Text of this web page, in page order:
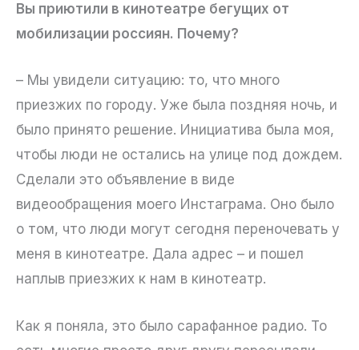
Вы приютили в кинотеатре бегущих от
мобилизации россиян. Почему?
– Мы увидели ситуацию: то, что много
приезжих по городу. Уже была поздняя ночь, и
было принято решение. Инициатива была моя,
чтобы люди не остались на улице под дождем.
Сделали это объявление в виде
видеообращения моего Инстаграма. Оно было
о том, что люди могут сегодня переночевать у
меня в кинотеатре. Дала адрес – и пошел
наплыв приезжих к нам в кинотеатр.
Как я поняла, это было сарафанное радио. То